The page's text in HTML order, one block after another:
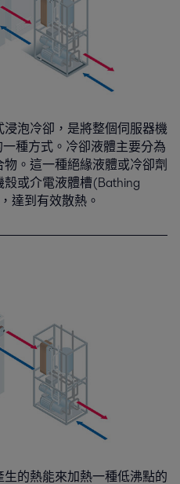
泡冷卻，是將整個伺服器機
種方式。冷卻液體主要分為
。這一種絕緣液體或冷卻劑
或介電液體槽(Bathing
達到有效散熱。
的熱能來加熱一種低沸點的